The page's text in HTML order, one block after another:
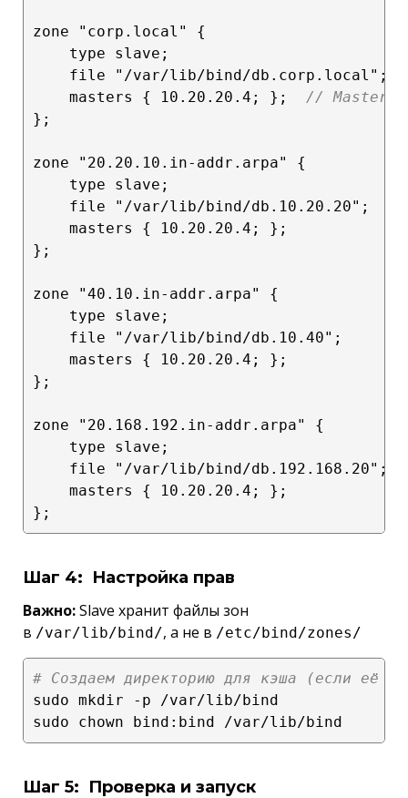
zone "corp.local" {
    type slave;
    file "/var/lib/bind/db.corp.local";
    masters { 10.20.20.4; };
// Master-
};
zone "20.20.10.in-addr.arpa" {
    type slave;
    file "/var/lib/bind/db.10.20.20";
    masters { 10.20.20.4; };
};
zone "40.10.in-addr.arpa" {
    type slave;
    file "/var/lib/bind/db.10.40";
    masters { 10.20.20.4; };
};
zone "20.168.192.in-addr.arpa" {
    type slave;
    file "/var/lib/bind/db.192.168.20";
    masters { 10.20.20.4; };
Шаг 4: Настройка прав
Важно:Slave хранит файлы зон
в /var/lib/bind/, а не в /etc/bind/zones/
# Создаем директорию для кэша (если её
sudo mkdir -p /var/lib/bind
Шаг 5: Проверка и запуск